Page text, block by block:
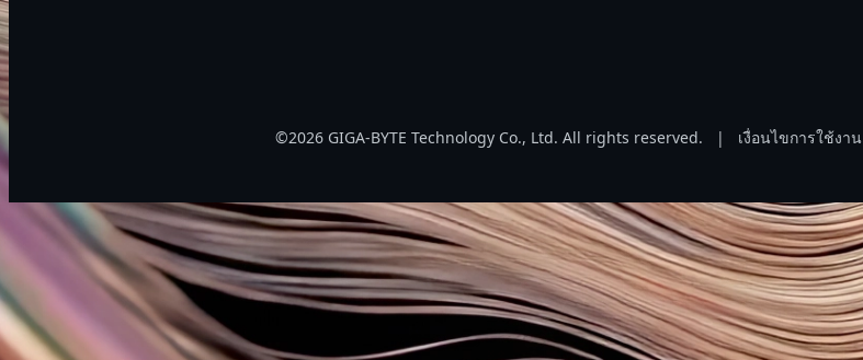
©2026 GIGA-BYTE Technology Co., Ltd. All rights reserved. | เงื่อนไขการใช้งาน